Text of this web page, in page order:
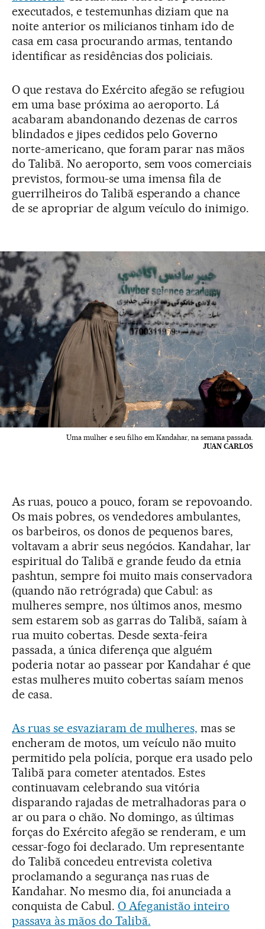
executados, e testemunhas diziam que na
noite anterior os milicianos tinham ido de
casa em casa procurando armas, tentando
identificar as residências dos policiais.
O que restava do Exército afegão se refugiou
em uma base próxima ao aeroporto. Lá
acabaram abandonando dezenas de carros
blindados e jipes cedidos pelo Governo
norte-americano, que foram parar nas mãos
do Talibã. No aeroporto, sem voos comerciais
previstos, formou-se uma imensa fila de
guerrilheiros do Talibã esperando a chance
de se apropriar de algum veículo do inimigo.
Uma mulher e seu filho em Kandahar, na semana passada.
JUAN CARLOS
As ruas, pouco a pouco, foram se repovoando.
Os mais pobres, os vendedores ambulantes,
os barbeiros, os donos de pequenos bares,
voltavam a abrir seus negócios. Kandahar, lar
espiritual do Talibã e grande feudo da etnia
pashtun, sempre foi muito mais conservadora
(quando não retrógrada) que Cabul: as
mulheres sempre, nos últimos anos, mesmo
sem estarem sob as garras do Talibã, saíam à
rua muito cobertas. Desde sexta-feira
passada, a única diferença que alguém
poderia notar ao passear por Kandahar é que
estas mulheres muito cobertas saíam menos
de casa.
As ruas se esvaziaram de mulheres, mas se
encheram de motos, um veículo não muito
permitido pela polícia, porque era usado pelo
Talibã para cometer atentados. Estes
continuavam celebrando sua vitória
disparando rajadas de metralhadoras para o
ar ou para o chão. No domingo, as últimas
forças do Exército afegão se renderam, e um
cessar-fogo foi declarado. Um representante
do Talibã concedeu entrevista coletiva
proclamando a segurança nas ruas de
Kandahar. No mesmo dia, foi anunciada a
conquista de Cabul. O Afeganistão inteiro
passava às mãos do Talibã.